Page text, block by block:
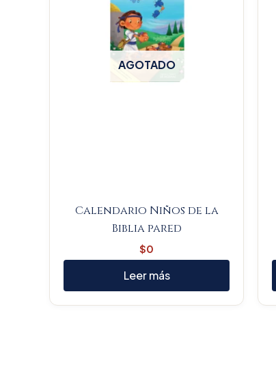
AGOTADO
Calendario Niños de la
Biblia pared
$0
Leer más